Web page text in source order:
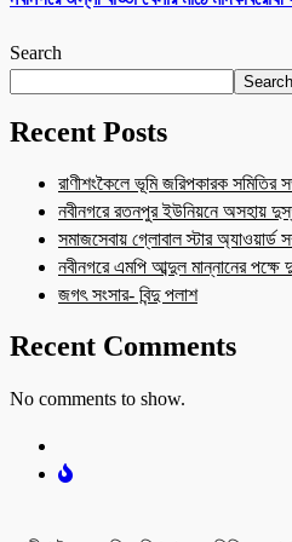
Search
Search
Recent Posts
রাণীশংকৈলে ভূমি জরিপকারক সমিতির
নবীনগরে রতনপুর ইউনিয়নে অসহায়
সমাজসেবায় গ্লোবাল স্টার অ্যাওয়ার্ড
নবীনগরে এমপি আব্দুল মান্নানের পক্ষে
জগৎ সংসার- বিন্দু পলাশ
Recent Comments
No comments to show.